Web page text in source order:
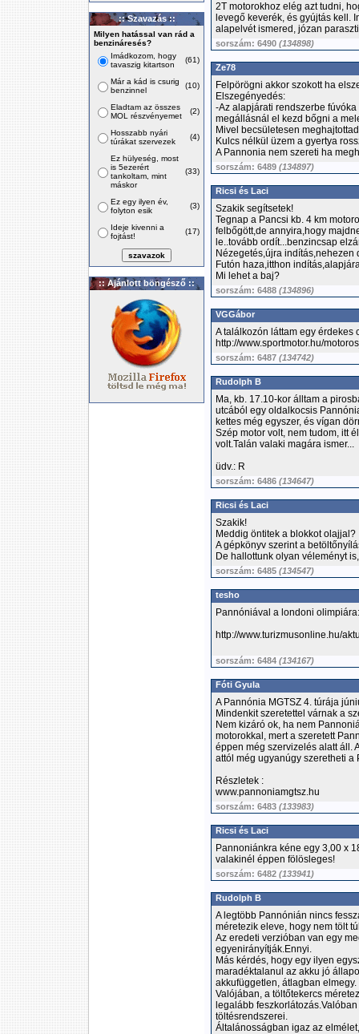
:: Szavazás ::
Milyen hatással van rád a
benzináresés?
Imádkozom, hogy
tavaszig kitartson
(61)
Már a kád is csurig
benzinnel
(10)
Eladtam az összes
MOL részvényemet
(2)
Hosszabb nyári
túrákat szervezek
(4)
Ez hülyeség, most
is 5ezerért
tankoltam, mint
máskor
(33)
Ez egy ilyen év,
folyton esik
(3)
Ideje kivenni a
fojtást!
(17)
:: Ajánlott böngésző ::
2T motorokhoz elég azt tudni,
levegő keverék, és gyújtás kell.
alapelvét ismered, józan
sorszám: 6490 (134898)
Ze78
Felpörögni akkor szokott ha
Elszegényedés:
-Az alapjárati rendszerbe
megállásnál el kezd bőgni a
Mivel becsületesen
Kulcs nélkül üzem a gyertya
A Pannonia nem szereti ha
sorszám: 6489 (134897)
Ricsi és Laci
Szakik segítsetek!
Tegnap a Pancsi kb. 4 km
felbőgött,de annyira,hogy
le..tovább ordít...benzincsap
Nézegetés,újra
Futón haza,itthon
Mi lehet a baj?
sorszám: 6488 (134896)
VGGábor
A találkozón láttam egy érdekes
http://www.sportmotor.hu/
sorszám: 6487 (134742)
Rudolph B
Ma, kb. 17.10-kor álltam a
utcából egy oldalkocsis
kettes még egyszer, és vígan
Szép motor volt, nem tudom, itt
volt.Talán valaki magára ismer...
üdv.: R
sorszám: 6486 (134647)
Ricsi és Laci
Szakik!
Meddig öntitek a blokkot olajjal?
A gépkönyv szerint a
De hallottunk olyan véleményt
sorszám: 6485 (134547)
tesho
Pannóniával a londoni olimpiára:
http://www.turizmusonline.hu/
sorszám: 6484 (134167)
Fóti Gyula
A Pannónia MGTSZ 4. túrája
Mindenkit szeretettel várnak a
Nem kizáró ok, ha nem
motorokkal, mert a szeretett
éppen még szervizelés alatt áll.
attól még ugyanúgy szeretheti a
Részletek :
www.pannoniamgtsz.hu
sorszám: 6483 (133983)
Ricsi és Laci
Pannoniánkra kéne egy 3,00 x
valakinél éppen fölösleges!
sorszám: 6482 (133941)
Rudolph B
A legtöbb Pannónián nincs
méretezik eleve, hogy nem tölt
Az eredeti verzióban van egy
egyenirányítják.Ennyi.
Más kérdés, hogy egy ilyen
maradéktalanul az akku jó
akkufüggetlen, átlagban elmegy.
Valójában, a töltőtekercs
legalább
töltésrendszerei.
Általánosságban igaz az